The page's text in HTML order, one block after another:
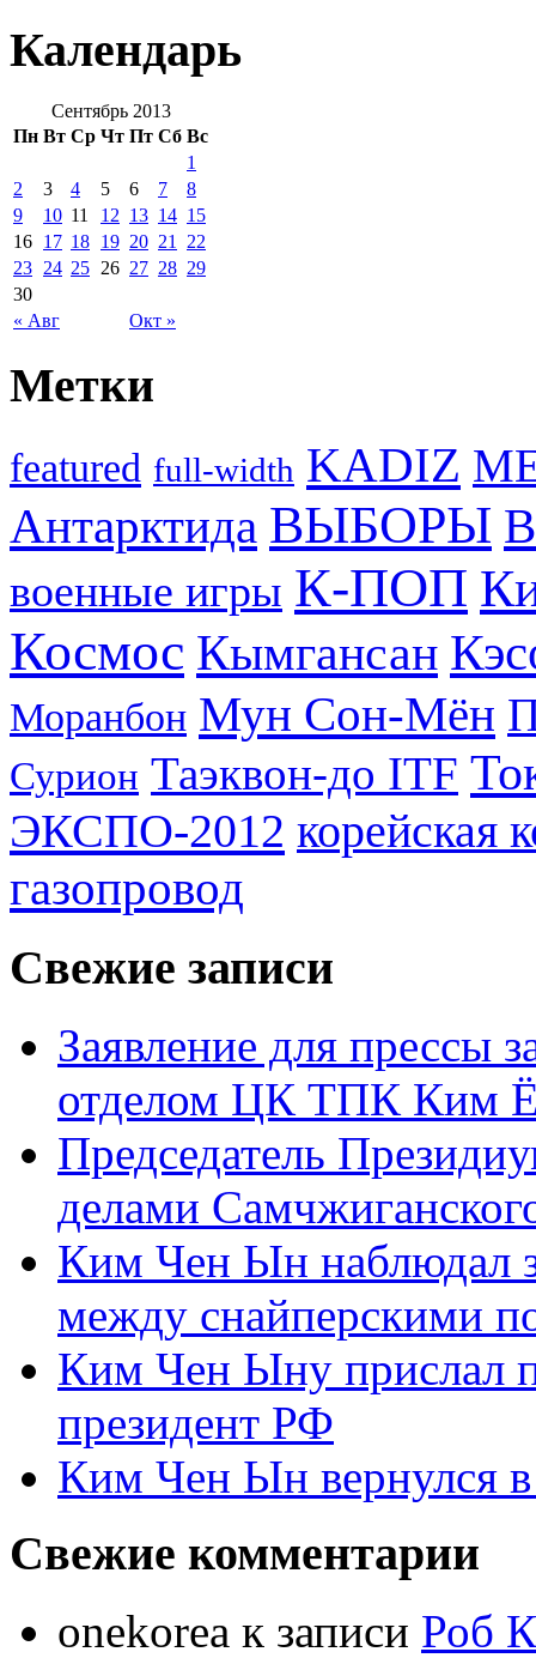
Календарь
Сентябрь 2013
Пн Вт Ср Чт Пт Сб Вс
« Авг Окт »
1
2
3 4 5 6 7
8
9
10 11 12 13 14 15
16 17 18 19 20 21
22
23 24 25 26 27 28 29
30
Метки
featured full-width KADIZ
Антарктида ВЫБОРЫ
военные игры К-ПОП
Космос Кымгансан
Моранбон Мун Сон-Мён
Сурион Таэквон-до ITF
ЭКСПО-2012 корейская
газопровод
Свежие записи
Заявление для прессы
отделом ЦК ТПК Ким
Председатель
делами
Ким Чен Ын наблюдал
между снайперскими
Ким Чен Ыну прислал
президент РФ
Ким Чен Ын вернулся
Свежие комментарии
onekorea к записи Роб